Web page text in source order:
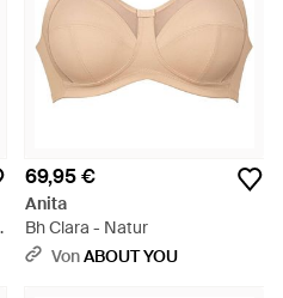
69,95 €
Anita
Bh Clara - Natur
VonABOUT YOU